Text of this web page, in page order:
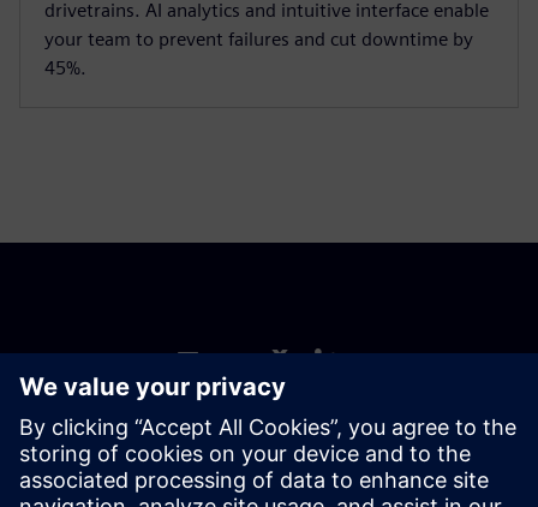
drivetrains. AI analytics and intuitive interface enable
your team to prevent failures and cut downtime by
45%.
Započnite
Kupi sada